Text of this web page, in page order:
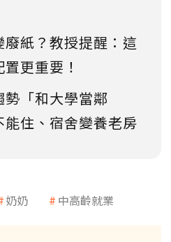
紙？教授提醒：這
更重要！
「和大學當鄰
住、宿舍變養老房
奶奶 中高齡就業